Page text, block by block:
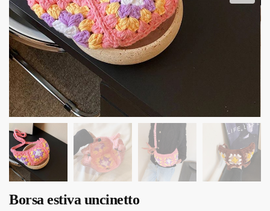
Borsa estiva uncinetto